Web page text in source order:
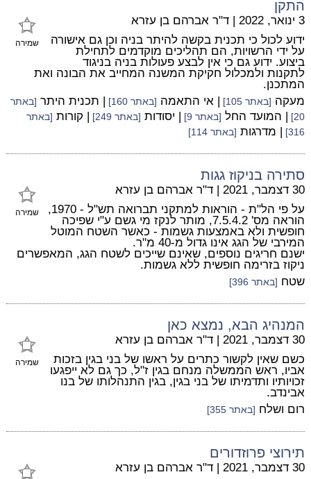
התקן
שמירה
3 ינואר, 2022 | ד"ר אברהם בן עזרא
ידוע לכול כי תכנית בקשה להיתר בניה וכן גם אישורה
על ידי הרשויות, הם תהליכים מוקדמים לתחילת
ביצוע. ידוע גם כי אין לבצע פעולות בניה בניגוד
לתקנות ולמכלול חקיקת המשנה המחייב את הבונה ואת
המתכנן.
מעקה [באתר 105] | אי התאמה [באתר 160] | תכנית היתר [באתר
20]
| המועד החל [באתר 9] | יסודות [באתר 249] | קורות [באתר
316]
| מדרגות [באתר 114]
סתירה בניקוז גגות
שמירה
30 דצמבר, 2021 | ד"ר אברהם בן עזרא
על פי הל"ת - הוראות למתקני תברואה תש"ל - 1970,
הוראה מס' 7.5.4.2, מותר לנקז מי גשם ע"י שפיכה
חופשית ולא באמצעות גשמות - כאשר השטח המוטל
המירבי של הגג אינו גדול מ-40 מ"ר.
ישנם חריגים נוספים, שאינם שייכים לשטח הגג, המאפשרים
ניקוז בזרימה חופשית ללא גשמות.
שטח [באתר 396]
המנהיג הבא, נמצא כאן
שמירה
30 דצמבר, 2021 | ד"ר אברהם בן עזרא
כשם שאין לקשור כתרים על ראשו של בני בגין בזכות
אביו, ראש הממשלה מנחם בגין ז"ל, כך גם לא ייפגעו
זכויותיו ותדמיתו של בני בגין, בגין התנהלותו של בנו
אבינדב.
רום ושלח [באתר 355]
תירוצי פרוזדורים
30 דצמבר, 2021 | ד"ר אברהם בן עזרא